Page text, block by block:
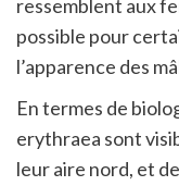
ressemblent aux
possible pour
l’apparence des
En termes de
erythraea sont
leur aire nord, et